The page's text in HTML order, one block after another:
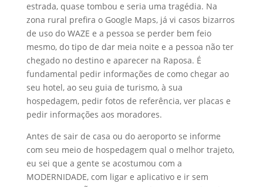
estrada, quase tombou e seria uma tragédia. Na
zona rural prefira o Google Maps, já vi casos bizarros
de uso do WAZE e a pessoa se perder bem feio
mesmo, do tipo de dar meia noite e a pessoa não ter
chegado no destino e aparecer na Raposa. É
fundamental pedir informações de como chegar ao
seu hotel, ao seu guia de turismo, à sua
hospedagem, pedir fotos de referência, ver placas e
pedir informações aos moradores.
Antes de sair de casa ou do aeroporto se informe
com seu meio de hospedagem qual o melhor trajeto,
eu sei que a gente se acostumou com a
MODERNIDADE, com ligar e aplicativo e ir sem